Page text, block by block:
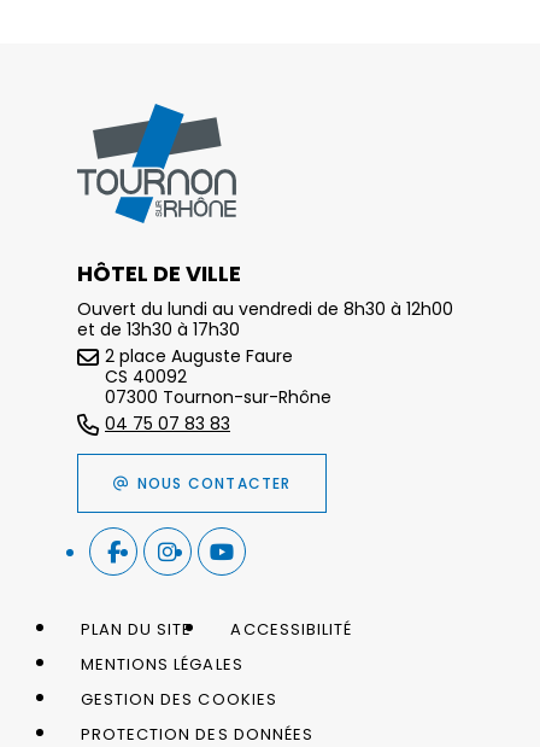
HÔTEL DE VILLE
Ouvert du lundi au vendredi de 8h30 à 12h00
et de 13h30 à 17h30
2 place Auguste Faure
CS 40092
07300 Tournon-sur-Rhône
04 75 07 83 83
NOUS CONTACTER
PLAN DU SITE
ACCESSIBILITÉ
MENTIONS LÉGALES
GESTION DES COOKIES
PROTECTION DES DONNÉES